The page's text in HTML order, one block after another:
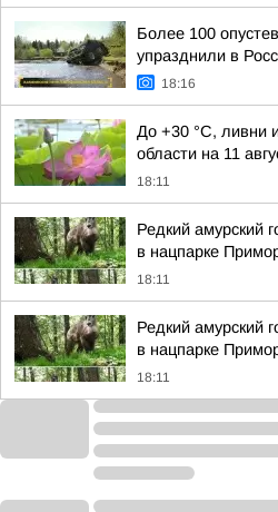
Более 100
упразднили в
18:16
До +30 °C, ливни
области на 11
18:11
Редкий амурский
в нацпарке
18:11
Редкий амурский
в нацпарке
18:11